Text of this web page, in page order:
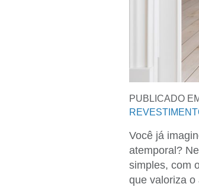
PUBLICADO
Você já
atemporal?
simples, com
que valoriza o